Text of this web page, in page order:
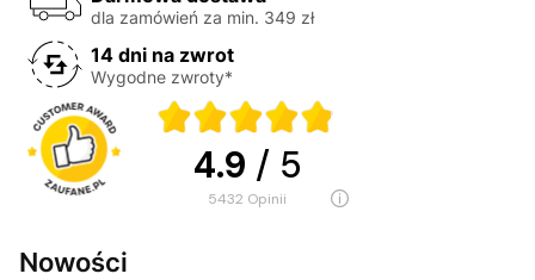
dla zamówień za min. 349 zł
14 dni na zwrot
Wygodne zwroty*
4.9 / 5
5432 opinii
Nowości